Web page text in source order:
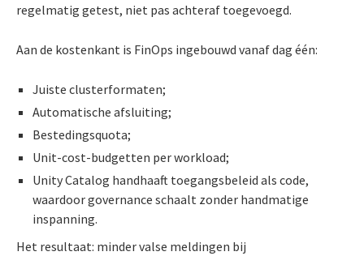
regelmatig getest, niet pas achteraf toegevoegd.
Aan de kostenkant is FinOps ingebouwd vanaf dag één:
Juiste clusterformaten;
Automatische afsluiting;
Bestedingsquota;
Unit-cost-budgetten per workload;
Unity Catalog handhaaft toegangsbeleid als code,
waardoor governance schaalt zonder handmatige
inspanning.
Het resultaat: minder valse meldingen bij